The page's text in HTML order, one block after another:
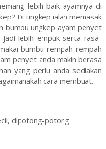
lebih baik ayamnya di
Di ungkep ialah memasak
bumbu ungkep ayam penyet
jadi lebih empuk serta rasa-
bumbu rempah-rempah
penyet anda makin berasa
yang perlu anda sediakan
cara membuat.
dipotong-potong